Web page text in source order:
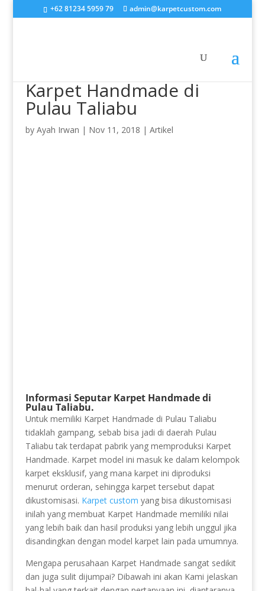
+62 81234 5959 79 admin@karpetcustom.com
Karpet Handmade di
Pulau Taliabu
by Ayah Irwan | Nov 11, 2018 | Artikel
Informasi Seputar Karpet Handmade di
Pulau Taliabu.
Untuk memiliki Karpet Handmade di Pulau Taliabu
tidaklah gampang, sebab bisa jadi di daerah Pulau
Taliabu tak terdapat pabrik yang memproduksi Karpet
Handmade. Karpet model ini masuk ke dalam kelompok
karpet eksklusif, yang mana karpet ini diproduksi
menurut orderan, sehingga karpet tersebut dapat
dikustomisasi. Karpet custom yang bisa dikustomisasi
inilah yang membuat Karpet Handmade memiliki nilai
yang lebih baik dan hasil produksi yang lebih unggul jika
disandingkan dengan model karpet lain pada umumnya.
Mengapa perusahaan Karpet Handmade sangat sedikit
dan juga sulit dijumpai? Dibawah ini akan Kami jelaskan